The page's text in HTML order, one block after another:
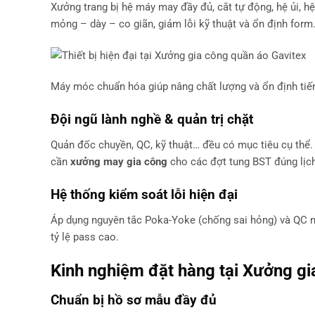
Xưởng trang bị hệ máy may đầy đủ, cắt tự động, hệ ủi,
mỏng – dày – co giãn, giảm lỗi kỹ thuật và ổn định form.
Máy móc chuẩn hóa giúp nâng chất lượng và ổn định
Đội ngũ lành nghề & quản trị chặt
Quản đốc chuyền, QC, kỹ thuật… đều có mục tiêu cụ
cần xưởng may gia công cho các đợt tung BST đúng
Hệ thống kiểm soát lỗi hiện đại
Áp dụng nguyên tắc Poka-Yoke (chống sai hỏng) và QC
tỷ lệ pass cao.
Kinh nghiệm đặt hàng tại Xưởng
Chuẩn bị hồ sơ mẫu đầy đủ